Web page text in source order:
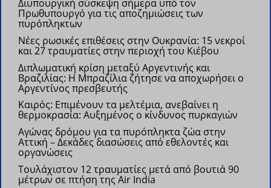
Διυπουργική σύσκεψη σήμερα υπό τον
Πρωθυπουργό για τις αποζημιώσεις των
πυρόπληκτων
Νέες ρωσικές επιθέσεις στην Ουκρανία: 15 νεκροί
και 27 τραυματίες στην περιοχή του Κιέβου
Διπλωματική κρίση μεταξύ Αργεντινής και
Βραζιλίας: Η Μπραζίλια ζήτησε να αποχωρήσει ο
Αργεντίνος πρεσβευτής
Kαιρός: Επιμένουν τα μελτέμια, ανεβαίνει η
θερμοκρασία: Αυξημένος ο κίνδυνος πυρκαγιών
Αγώνας δρόμου για τα πυρόπληκτα ζώα στην
Αττική – Δεκάδες διασώσεις από εθελοντές και
οργανώσεις
Τουλάχιστον 12 τραυματίες μετά από βουτιά 90
μέτρων σε πτήση της Air India